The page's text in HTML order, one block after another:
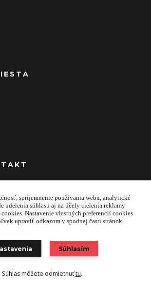
spríjemnenie používania webu, analytické
udelenia súhlasu aj na účely cielenia reklamy
Nastavenie vlastných preferencií cookies
upraviť odkazom v spodnej časti stránok.
Súhlasím
Súhlas môžete odmietnuťtu.